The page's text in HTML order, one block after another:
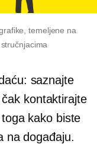
temeljene na
saznajte
kontaktirajte
kako biste
na događaju.